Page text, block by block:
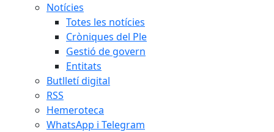
Notícies
Totes les notícies
Cròniques del Ple
Gestió de govern
Entitats
Butlletí digital
RSS
Hemeroteca
WhatsApp i Telegram